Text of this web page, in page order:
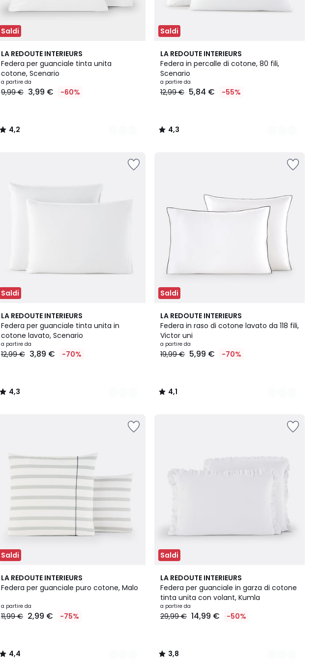
Saldi
LA REDOUTE INTERIEURS
Federa per guanciale tinta unita
cotone, Scenario
a partire da
9,99 € 3,99 € -60%
4,2
/ 5
22
Colori
4,2
/
Saldi
LA REDOUTE INTERIEURS
Federa in percalle di cotone, 80 fili,
Scenario
a partire da
12,99 € 5,84 € -55%
4,3
/ 5
19
Colori
4,3
/
Saldi
LA REDOUTE INTERIEURS
Federa per guanciale tinta unita in
cotone lavato, Scenario
a partire da
12,99 € 3,89 € -70%
4,3
/ 5
19
Colori
4,3
/
Saldi
LA REDOUTE INTERIEURS
Federa in raso di cotone lavato da 118 fili,
Victor uni
a partire da
19,99 € 5,99 € -70%
4,1
/ 5
10
Colori
4,1
/
Saldi
LA REDOUTE INTERIEURS
Federa per guanciale puro cotone, Malo
a partire da
11,99 € 2,99 € -75%
4,4
/ 5
3
Colori
4,4
/
Saldi
LA REDOUTE INTERIEURS
Federa per guanciale in garza di cotone
tinta unita con volant, Kumla
a partire da
29,99 € 14,99 € -50%
3,8
/ 5
14
Colori
3,8
/